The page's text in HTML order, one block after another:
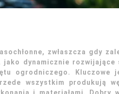
zwłaszcza gdy
jako dynamicznie rozwijające
ogrodniczego. Kluczowe
wszystkim produkują